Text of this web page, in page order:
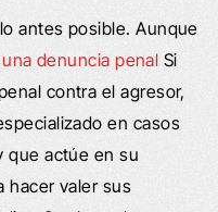
antes posible. Aunque
denuncia penal Si
contra el agresor,
en casos
que actúe en su
hacer valer sus